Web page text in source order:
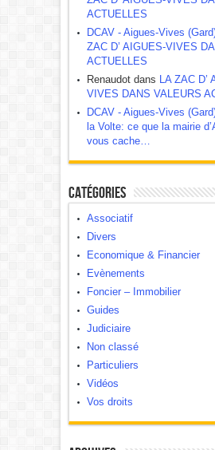
ACTUELLES
DCAV - Aigues-Vives
ZAC D’ AIGUES-VIVES
ACTUELLES
Renaudot dans LA ZAC D’
VIVES DANS VALEURS
DCAV - Aigues-Vives
la Volte: ce que la mairie
vous cache…
Catégories
Associatif
Divers
Economique & Financier
Evènements
Foncier – Immobilier
Guides
Judiciaire
Non classé
Particuliers
Vidéos
Vos droits